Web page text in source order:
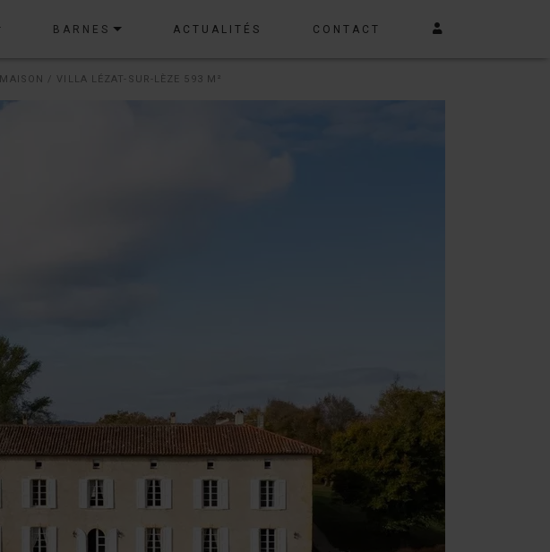
BARNES ACTUALITÉS CONTACT
MAISON / VILLA LÉZAT-SUR-LÈZE 593 M²